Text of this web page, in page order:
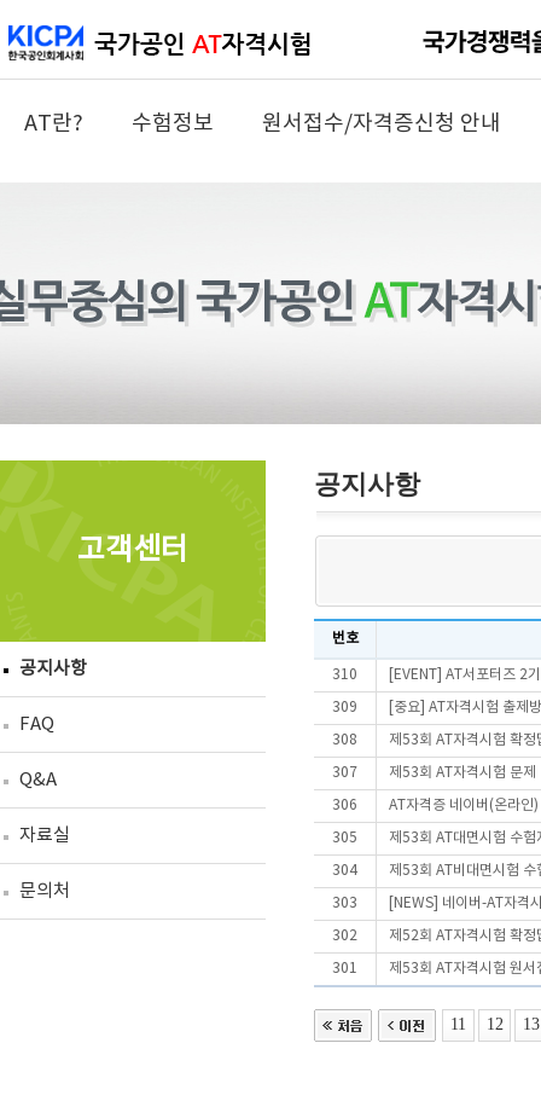
AT란? 수험정보 원서접수/자격증신청 안내
고객센터
공지사항
FAQ
Q&A
자료실
문의처
공지사항
번호
310 [EVENT] AT서포터즈 2
309 [중요] AT자격시험 출제
308 제53회 AT자격시험 확정
307 제53회 AT자격시험 문
306 AT자격증 네이버(온라인
305 제53회 AT대면시험 수험
304 제53회 AT비대면시험 수
303 [NEWS] 네이버-AT자격
302 제52회 AT자격시험 확정
301 제53회 AT자격시험 원
11 12 13